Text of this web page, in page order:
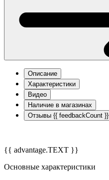
Описание
Характеристики
Видео
Наличие в магазинах
Отзывы {{ feedbackCount }}
{{ advantage.TEXT }}
Основные характеристики